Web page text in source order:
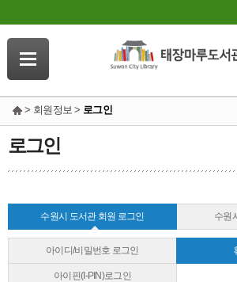
> 회원정보 > 로그인
로그인
수원시 도서관 회원 로그인 수원
아이디/비밀번호 로그인
아이핀(I-PIN)로그인